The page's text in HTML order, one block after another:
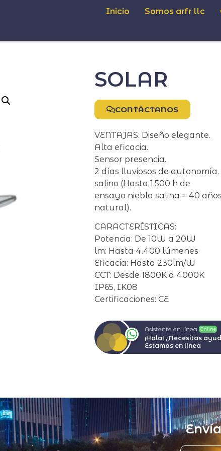
Inicio Somos arfr llc
SOLAR
CONTÁCTANOS
VENTAJAS: Diseño elegante.
Alta eficacia.
Sensor presencia.
2 días lluviosos de
salino (Hasta 1.500 h de
ensayo niebla salina = 40
natural).
CARACTERÍSTICAS:
Potencia: De 10W a 20W
lm: Hasta 4.400 lúmenes
Eficacia: Hasta 230lm/W
CCT: Desde 1800K a 4000K
IP65, IK08
Certificaciones: CE
Asistente en línea Online
¡Hola! ¿Necesitas
Estamos en línea